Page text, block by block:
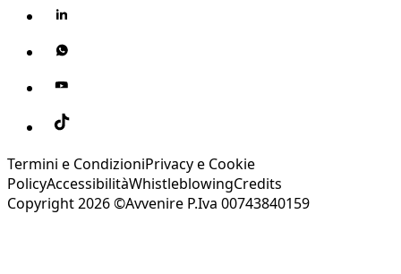
Termini e CondizioniPrivacy e Cookie
PolicyAccessibilitàWhistleblowingCredits
Copyright 2026 ©Avvenire P.Iva 00743840159